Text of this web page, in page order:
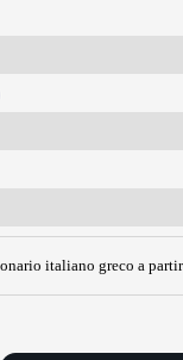
italiano greco a